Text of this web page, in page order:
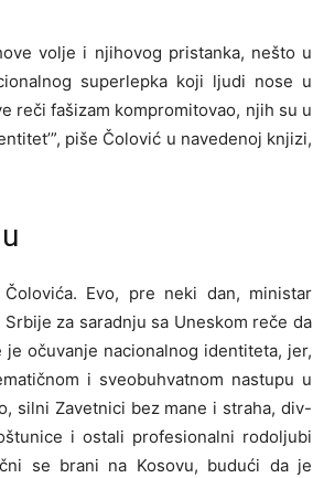
volje i njihovog pristanka, nešto u
superlepka koji ljudi nose u
reči fašizam kompromitovao, njih su u
piše Čolović u navedenoj knjizi,
Evo, pre neki dan, ministar
za saradnju sa Uneskom reče da
očuvanje nacionalnog identiteta, jer,
i sveobuhvatnom nastupu u
silni Zavetnici bez mane i straha, div-
i ostali profesionalni rodoljubi
se brani na Kosovu, budući da je